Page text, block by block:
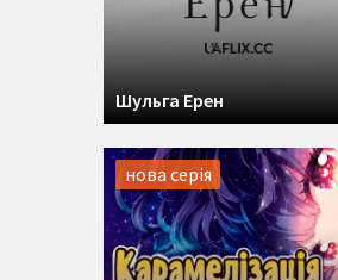
Шульга Ерен
нова серія